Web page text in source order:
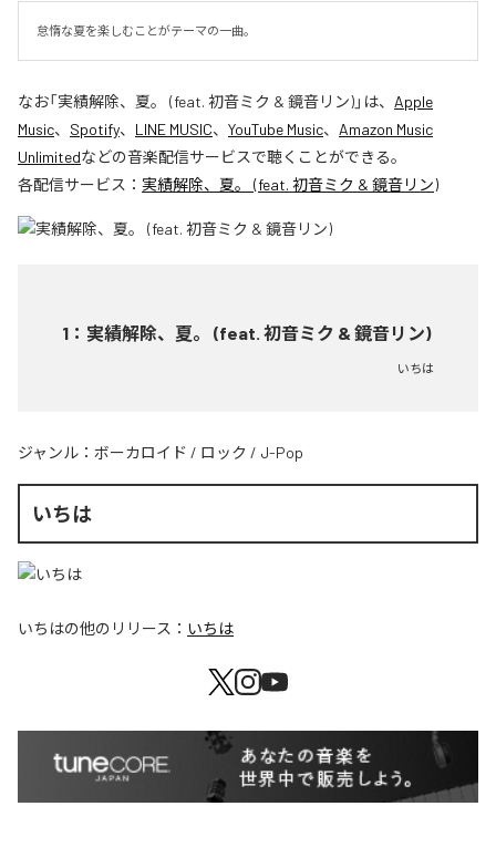
怠惰な夏を楽しむことがテーマの一曲。
なお「実績解除、夏。 (feat. 初音ミク & 鏡音リン)」は、 Apple
Music、 Spotify、 LINE MUSIC、 YouTube Music、 Amazon Music
Unlimitedなどの音楽配信サービスで聴くことができる。
各配信サービス： 実績解除、夏。 (feat. 初音ミク & 鏡音リン)
1 ： 実績解除、夏。 (feat. 初音ミク & 鏡音リン)
いちは
ジャンル： ボーカロイド / ロック / J-Pop
いちは
いちはの他のリリース： いちは